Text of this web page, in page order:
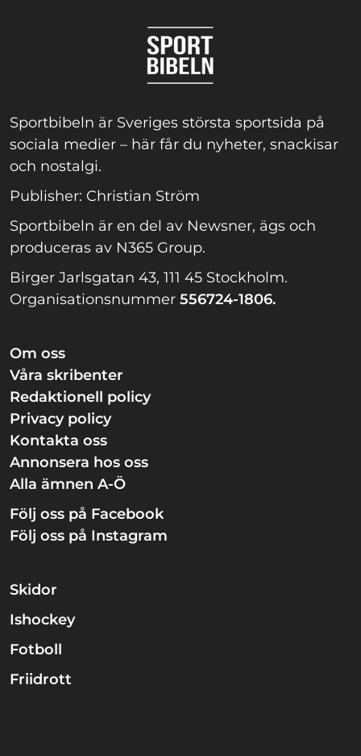
Sportbibeln är Sveriges största sportsida på
sociala medier – här får du nyheter, snackisar
och nostalgi.
Publisher: Christian Ström
Sportbibeln är en del av Newsner, ägs och
produceras av N365 Group.
Birger Jarlsgatan 43, 111 45 Stockholm.
Organisationsnummer 556724-1806.
Om oss
Våra skribenter
Redaktionell policy
Privacy policy
Kontakta oss
Annonsera hos oss
Alla ämnen A-Ö
Följ oss på Facebook
Följ oss på Instagram
Skidor
Ishockey
Fotboll
Friidrott